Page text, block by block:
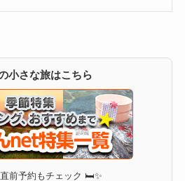
小さな旅はこちら
前予約もチェック 🛏✨